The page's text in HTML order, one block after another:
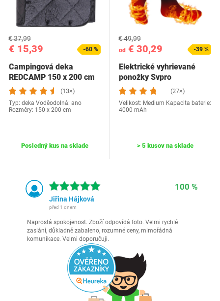
€ 15,39
€ 37,99
-60 %
Campingová deka
REDCAMP 150 x 200 cm
(13×)
Typ: deka Voděodolná: ano
Rozměry: 150 x 200 cm
Posledný kus na sklade
od € 30,29
€ 49,99
-39 %
Elektrické vyhrievané
ponožky Svpro
(27×)
Velikost: Medium Kapacita baterie:
4000 mAh
> 5 kusov na sklade
100 %
Jiřina Hájková
před 1 dnem
Naprostá spokojenost. Zboží odpovídá foto. Velmi rychlé
zaslání, důkladně zabaleno, rozumné ceny, mimořádná
komunikace. Velmi doporučuji.